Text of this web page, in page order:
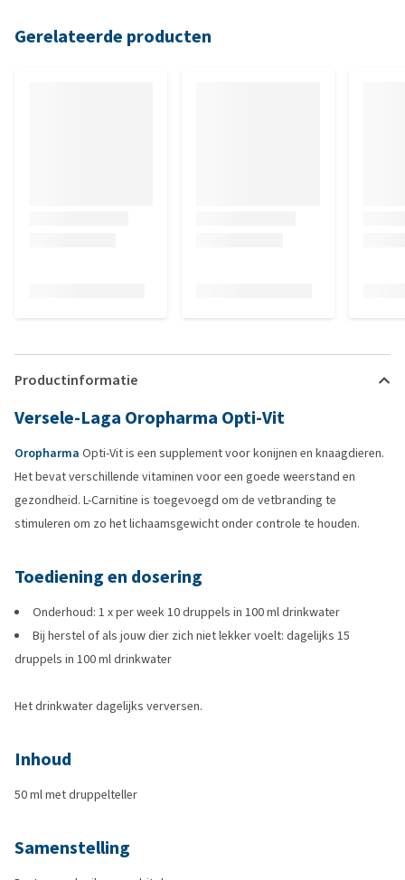
Gerelateerde producten
Productinformatie
Versele-Laga Oropharma Opti-Vit
Oropharma Opti-Vit is een supplement voor konijnen en knaagdieren.
Het bevat verschillende vitaminen voor een goede weerstand en
gezondheid. L-Carnitine is toegevoegd om de vetbranding te
stimuleren om zo het lichaamsgewicht onder controle te houden.
Toediening en dosering
Onderhoud: 1 x per week 10 druppels in 100 ml drinkwater
Bij herstel of als jouw dier zich niet lekker voelt: dagelijks 15
druppels in 100 ml drinkwater
Het drinkwater dagelijks verversen.
Inhoud
50 ml met druppelteller
Samenstelling